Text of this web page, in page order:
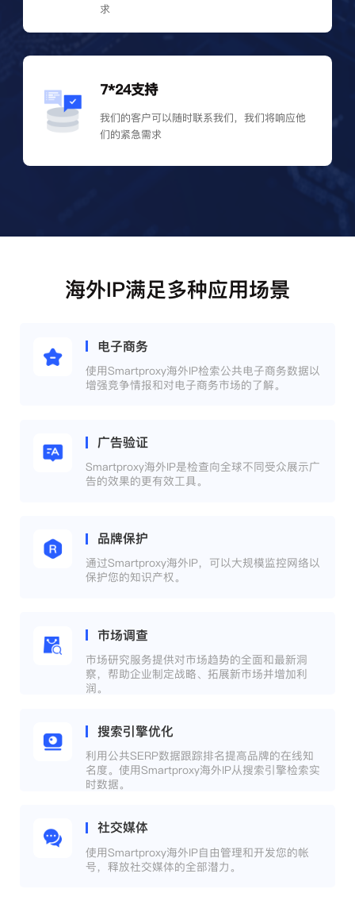
求
7*24支持
我们的客户可以随时联系我们，我们将响应他
们的紧急需求
海外IP满足多种应用场景
电子商务
使用Smartproxy海外IP检索公共电子商务数据以
增强竞争情报和对电子商务市场的了解。
广告验证
Smartproxy海外IP是检查向全球不同受众展示广
告的效果的更有效工具。
品牌保护
通过Smartproxy海外IP，可以大规模监控网络以
保护您的知识产权。
市场调查
市场研究服务提供对市场趋势的全面和最新洞
察，帮助企业制定战略、拓展新市场并增加利
润。
搜索引擎优化
利用公共SERP数据跟踪排名提高品牌的在线知
名度。使用Smartproxy海外IP从搜索引擎检索实
时数据。
社交媒体
使用Smartproxy海外IP自由管理和开发您的帐
号，释放社交媒体的全部潜力。